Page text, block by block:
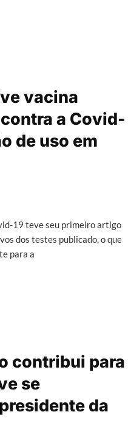
vacina
a Covid-
de uso em
19 teve seu primeiro artigo
dos testes publicado, o que
para a
contribui para
se
da